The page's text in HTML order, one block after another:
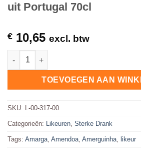
uit Portugal 70cl
€ 10,65 excl. btw
Amarguinha Amendoa Amarga Likeur
TOEVOEGEN AAN
SKU: L-00-317-00
Categorieën: Likeuren Sterke Drank
Tags: Amarga Amendoa Amerguinha likeur